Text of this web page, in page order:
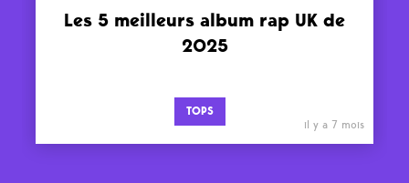
Les 5 meilleurs album rap UK de
2025
TOPS
il y a 7 mois